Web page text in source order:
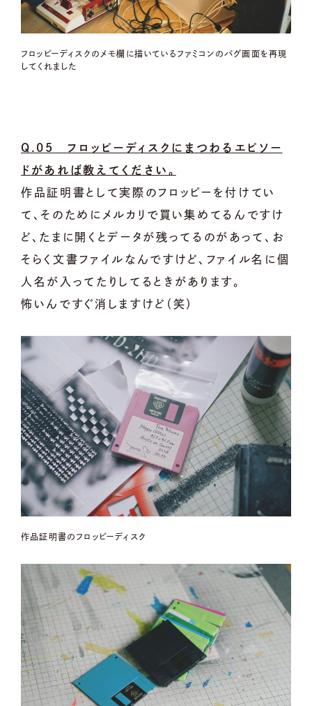
フロッピーディスクのメモ欄に描いているファミコンのバグ画面を再現
してくれました
Q.05 フロッピーディスクにまつわるエピソー
ドがあれば教えてください。
作品証明書として実際のフロッピーを付けてい
て、そのためにメルカリで買い集めてるんですけ
ど、たまに開くとデータが残ってるのがあって、お
そらく文書ファイルなんですけど、ファイル名に個
人名が入ってたりしてるときがあります。
怖いんですぐ消しますけど（笑）
作品証明書のフロッピーディスク